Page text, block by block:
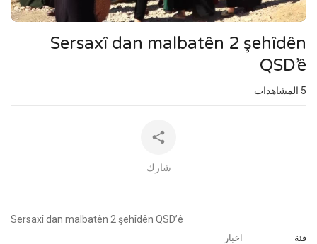
Sersaxî dan malbatên 2 şehîdên
QSD’ê
المشاهدات
شارك
⁣Sersaxî dan malbatên 2 şehîdên QSD’ê
فئة اخبار